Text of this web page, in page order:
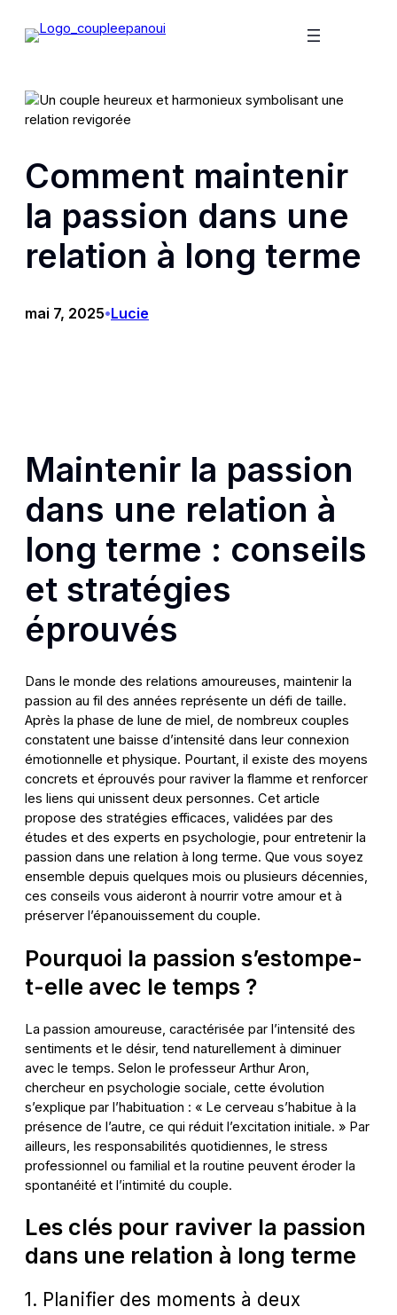
Comment maintenir
la passion dans une
relation à long terme
mai 7, 2025•Lucie
Maintenir la passion
dans une relation à
long terme : conseils
et stratégies
éprouvés
Dans le monde des relations amoureuses, maintenir la
passion au fil des années représente un défi de taille.
Après la phase de lune de miel, de nombreux couples
constatent une baisse d’intensité dans leur connexion
émotionnelle et physique. Pourtant, il existe des moyens
concrets et éprouvés pour raviver la flamme et renforcer
les liens qui unissent deux personnes. Cet article
propose des stratégies efficaces, validées par des
études et des experts en psychologie, pour entretenir la
passion dans une relation à long terme. Que vous soyez
ensemble depuis quelques mois ou plusieurs décennies,
ces conseils vous aideront à nourrir votre amour et à
préserver l’épanouissement du couple.
Pourquoi la passion s’estompe-
t-elle avec le temps ?
La passion amoureuse, caractérisée par l’intensité des
sentiments et le désir, tend naturellement à diminuer
avec le temps. Selon le professeur Arthur Aron,
chercheur en psychologie sociale, cette évolution
s’explique par l’habituation : « Le cerveau s’habitue à la
présence de l’autre, ce qui réduit l’excitation initiale. » Par
ailleurs, les responsabilités quotidiennes, le stress
professionnel ou familial et la routine peuvent éroder la
spontanéité et l’intimité du couple.
Les clés pour raviver la passion
dans une relation à long terme
1. Planifier des moments à deux